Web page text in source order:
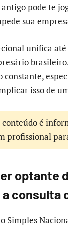
pode te
sua
unifica
constante,
isso de
conteúdo é
profissional
optante
consulta
Simples